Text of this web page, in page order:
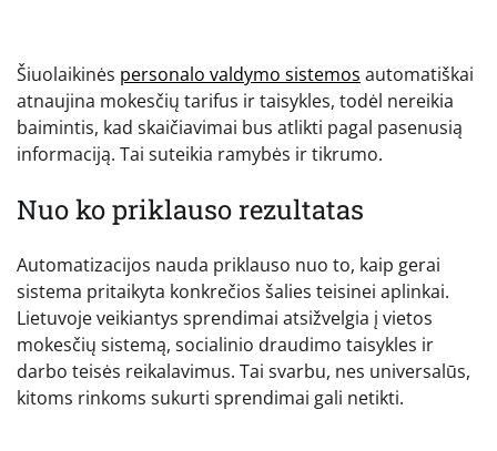
Šiuolaikinės personalo valdymo sistemos automatiškai
atnaujina mokesčių tarifus ir taisykles, todėl nereikia
baimintis, kad skaičiavimai bus atlikti pagal pasenusią
informaciją. Tai suteikia ramybės ir tikrumo.
Nuo ko priklauso rezultatas
Automatizacijos nauda priklauso nuo to, kaip gerai
sistema pritaikyta konkrečios šalies teisinei aplinkai.
Lietuvoje veikiantys sprendimai atsižvelgia į vietos
mokesčių sistemą, socialinio draudimo taisykles ir
darbo teisės reikalavimus. Tai svarbu, nes universalūs,
kitoms rinkoms sukurti sprendimai gali netikti.